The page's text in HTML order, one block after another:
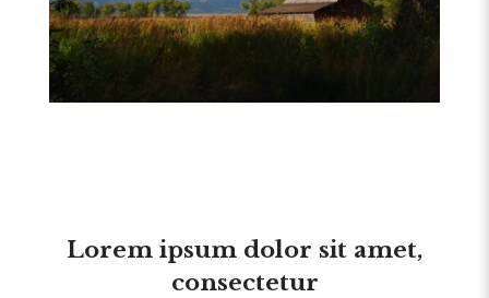
Lorem ipsum dolor sit amet,
consectetur